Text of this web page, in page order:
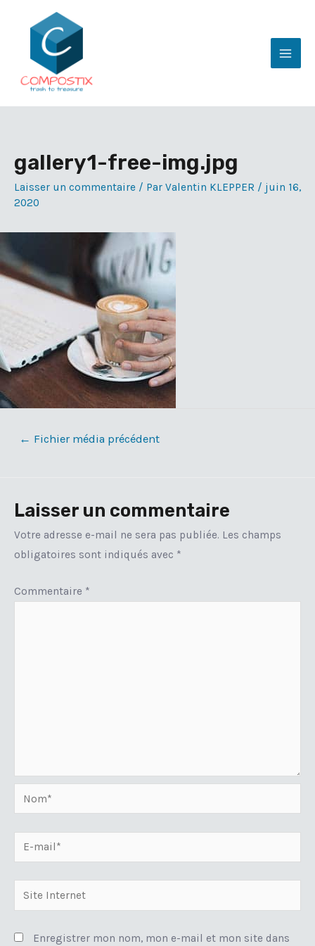
gallery1-free-img.jpg
Laisser un commentaire / Par Valentin KLEPPER / juin 16,
2020
Navigation
← Fichier média précédent
Laisser un commentaire
Votre adresse e-mail ne sera pas publiée. Les champs
obligatoires sont indiqués avec *
Commentaire *
Nom*
mail*
Site
Internet
Enregistrer mon nom, mon e-mail et mon site dans